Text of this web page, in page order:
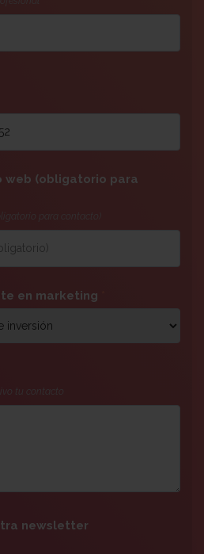
web (obligatorio para
para contacto)
en marketing
tu contacto
newsletter